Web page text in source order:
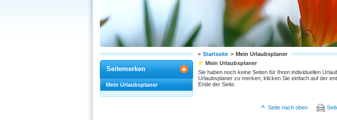
> Startseite > Mein Urlaubsplaner
Seitemerken
Mein Urlaubsplaner
Mein Urlaubsplaner
Sie haben noch keine Seiten für Ihren individuellen
Urlaubsplaner zu merken, klicken Sie einfach auf der
Ende der Seite.
Seite nach oben